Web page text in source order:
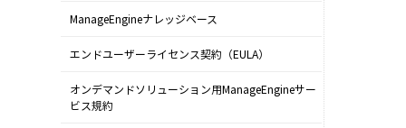
ManageEngineナレッジベース
エンドユーザーライセンス契約（EULA）
オンデマンドソリューション用ManageEngineサー
ビス規約